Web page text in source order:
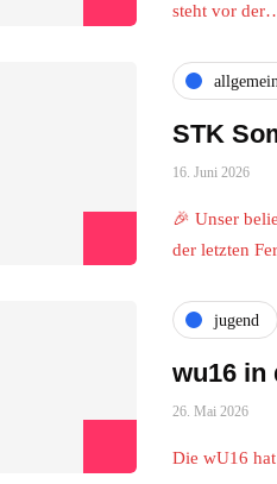
steht vor
allgemein
STK
16. Juni 2026
🎉 Unser
der letzten
jugend
wu16 in
26. Mai 2026
Die wU16